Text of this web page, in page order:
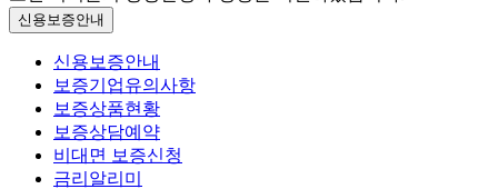
신용보증안내
신용보증안내
보증기업유의사항
보증상품현황
보증상담예약
비대면 보증신청
금리알리미